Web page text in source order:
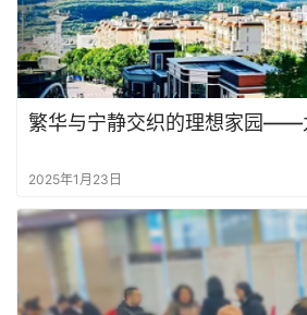
繁华与宁静交织的理想家园——
2025年1月23日